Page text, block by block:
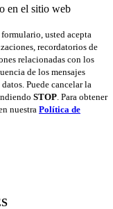
en el sitio web
usted acepta
recordatorios de
relacionadas con los
de los mensajes
Puede cancelar la
STOP . Para obtener
nuestra Política de